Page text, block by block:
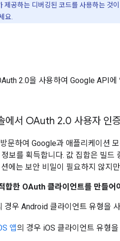
제공하는 디버깅된 코드를 사용하는 것
요.
2.0을 사용하여 Google API
에서 OAuth 2.0 사용자 인
문하여 Google과 애플리케이션
보를 획득합니다. 값 집합은 빌드
에는 보안 비밀이 필요하지 않지
합한 OAuth 클라이언트를 만들어
경우 Android 클라이언트 유형을
앱의 경우 iOS 클라이언트 유형